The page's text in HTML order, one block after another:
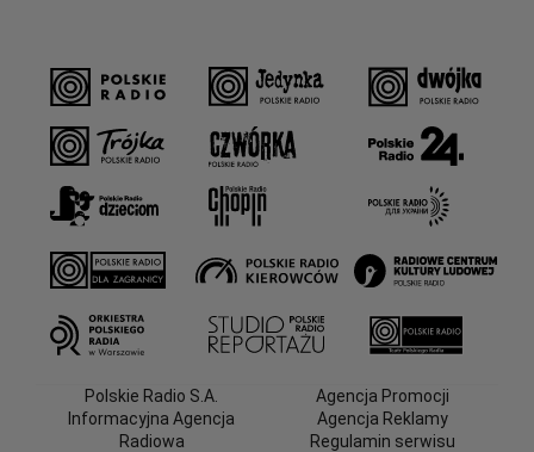
Polskie Radio S.A.
Informacyjna Agencja
Radiowa
Agencja Promocji
Agencja Reklamy
Regulamin serwisu